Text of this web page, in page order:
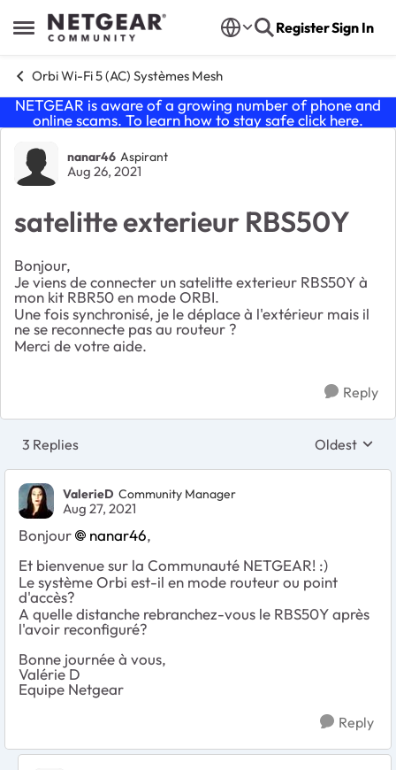
Open Side Menu
Skip to content RegisterSign In
Orbi Wi-Fi 5 (AC) Systèmes Mesh
NETGEAR is aware of a growing number of phone and
online scams. To learn how to stay safe click here.
Forum Discussion
nanar46 Aspirant
Aug 26, 2021
satelitte exterieur RBS50Y
Bonjour,
Je viens de connecter un satelitte exterieur RBS50Y à
mon kit RBR50 en mode ORBI.
Une fois synchronisé, je le déplace à l'extérieur mais il
ne se reconnecte pas au routeur ?
Merci de votre aide.
Reply
3 Replies Replies
Oldest
ValerieD Community Manager
Aug 27, 2021
Bonjour nanar46,
Et bienvenue sur la Communauté NETGEAR! :)
Le système Orbi est-il en mode routeur ou point
d'accès?
A quelle distanche rebranchez-vous le RBS50Y après
l'avoir reconfiguré?
Bonne journée à vous,
Valérie D
Equipe Netgear
Reply